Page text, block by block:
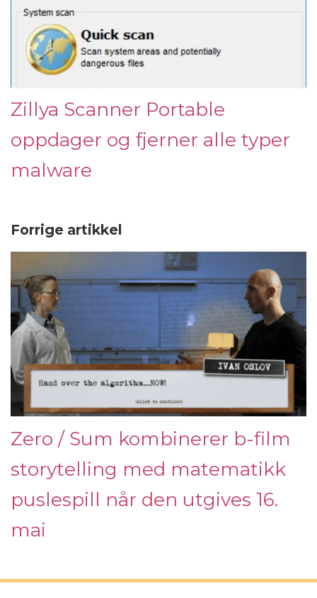
Zillya Scanner Portable
oppdager og fjerner alle typer
malware
Forrige artikkel
Zero / Sum kombinerer b-film
storytelling med matematikk
puslespill når den utgives 16.
mai